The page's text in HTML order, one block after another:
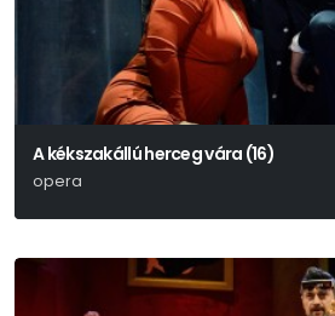
A kékszakállú herceg vára (16)
opera